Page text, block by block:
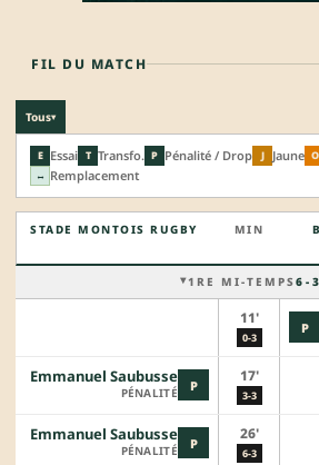
FIL DU MATCH
Tous▾
E Essai T Transfo. P Pénalité / Drop J Jaune O
↔ Remplacement
STADE MONTOIS RUGBY MIN
1RE MI-TEMPS 6 - 3
11'
0-3
P
P
Emmanuel Saubusse
PÉNALITÉ
17'
3-3
P
Emmanuel Saubusse
PÉNALITÉ
26'
6-3